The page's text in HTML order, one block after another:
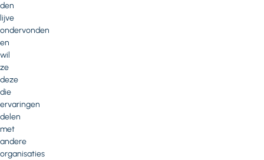
den
lijve
ondervonden
en
wil
ze
deze
die
ervaringen
delen
met
andere
organisaties